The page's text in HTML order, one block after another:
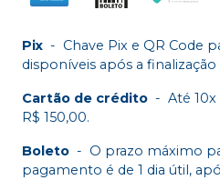
Pix - Chave Pix e QR Code
disponíveis após a
Cartão de crédito - Até
R$ 150,00.
Boleto - O prazo máximo
pagamento é de 1 dia útil,